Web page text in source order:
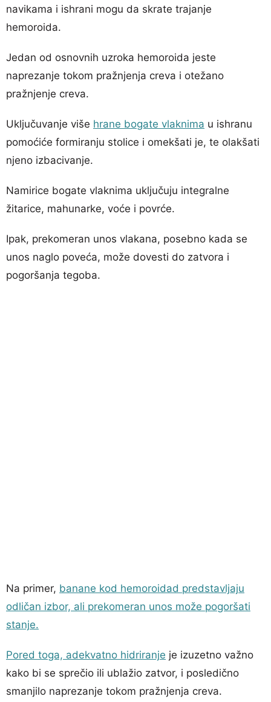
navikama i ishrani mogu da skrate trajanje
hemoroida.
Jedan od osnovnih uzroka hemoroida jeste
naprezanje tokom pražnjenja creva i otežano
pražnjenje creva.
Uključuvanje više hrane bogate vlaknima u ishranu
pomoćiće formiranju stolice i omekšati je, te olakšati
njeno izbacivanje.
Namirice bogate vlaknima uključuju integralne
žitarice, mahunarke, voće i povrće.
Ipak, prekomeran unos vlakana, posebno kada se
unos naglo poveća, može dovesti do zatvora i
pogoršanja tegoba.
Na primer, banane kod hemoroidad predstavljaju
odličan izbor, ali prekomeran unos može pogoršati
stanje.
Pored toga, adekvatno hidriranje je izuzetno važno
kako bi se sprečio ili ublažio zatvor, i posledično
smanjilo naprezanje tokom pražnjenja creva.